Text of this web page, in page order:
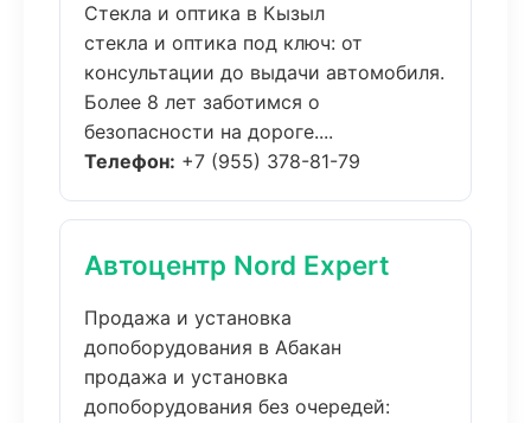
Стекла и оптика в Кызыл
стекла и оптика под ключ: от
консультации до выдачи автомобиля.
Более 8 лет заботимся о
безопасности на дороге....
Телефон: +7 (955) 378-81-79
Автоцентр Nord Expert
Продажа и установка
допоборудования в Абакан
продажа и установка
допоборудования без очередей: